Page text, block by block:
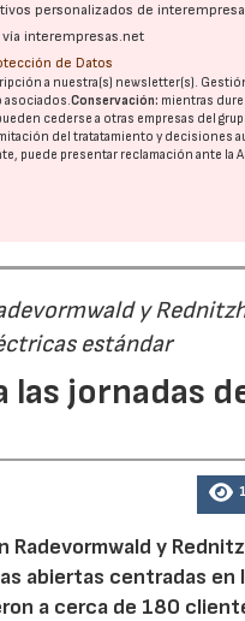
personalizados de
interempresas.net
de Datos
a nuestra(s) newsletter(s).
asociados.Conservación: mientras
cederse a otras empresas del
del tratatamiento y decisiones
puede presentar reclamación ante la
y
estándar
jornadas
y
abiertas centradas
a cerca de 180
23/07/2026